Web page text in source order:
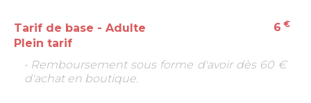
Tarif de base - Adulte
Plein tarif
6 €
• Remboursement sous forme d'avoir dès 60 €
d'achat en boutique.